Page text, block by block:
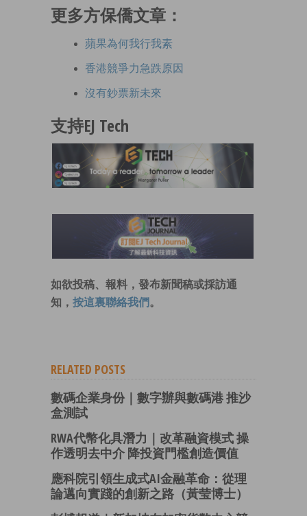
更多方保僑文章：
蘋果為何我行我素
香港競爭力急跌原因
沒有鈔票新未來
支持EJ Tech
如欲投稿、報料，發布新聞稿或採訪通
知， 按這裏聯絡我們 。
RELATED POSTS
數碼企業身份｜數字辦與數碼港 推沙
盒測試
RWA代幣化具潛力｜改革融資模式 操
作透明去中介 降投資門檻創造價值
應科院引領生成式AI金融革命：從理
論邁向實踐的創新之路（黃莹博士）